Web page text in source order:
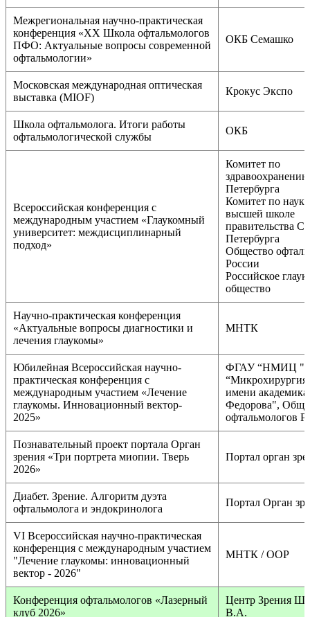
Межрегиональная научно-практическая
конференция «XX Школа офтальмологов
ПФО: Актуальные вопросы современной
офтальмологии»
ОКБ Семашко
Московская международная оптическая
выставка (MIOF)
Крокус Экспо
Школа офтальмолога. Итоги работы
офтальмологической службы
ОКБ
Всероссийская конференция с
международным участием «Глаукомный
университет: междисциплинарный
подход»
Комитет по
Петербурга
Комитет по
высшей школе
правительства
Петербурга
Общество
России
Российское
общество
Научно-практическая конференция
«Актуальные вопросы диагностики и
лечения глаукомы»
МНТК
Юбилейная Всероссийская научно-
практическая конференция с
международным участием «Лечение
глаукомы. Инновационный вектор-
2025»
ФГАУ “НМИЦ
“Микрохирургия
имени
Федорова",
офтальмологов
Познавательный проект портала Орган
зрения «Три портрета миопии. Тверь
2026»
Портал орган
Диабет. Зрение. Алгоритм дуэта
офтальмолога и эндокринолога
Портал Орган
VI Всероссийская научно-практическая
конференция с международным участием
"Лечение глаукомы: инновационный
вектор - 2026"
МНТК / ООР
Конференция офтальмологов «Лазерный
клуб 2026»
Центр Зрения
В.А.